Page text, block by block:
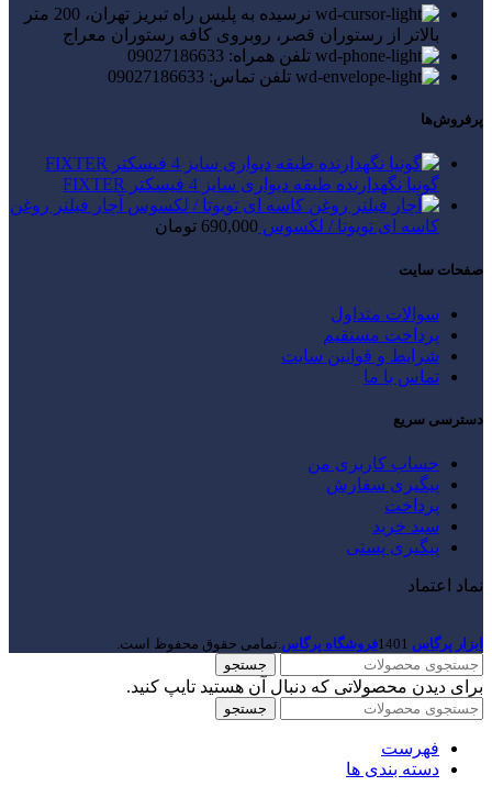
نرسیده به پلیس راه تبریز تهران، 200 متر
بالاتر از رستوران قصر، روبروی کافه رستوران معراج
تلفن همراه: 09027186633
تلفن تماس: 09027186633
پرفروش‌ها
گونیا نگهدارنده طبقه دیواری سایز 4 فیسکتر FIXTER
آچار فیلتر روغن
کاسه ای تویوتا / لکسوس 690,000 تومان
صفحات سایت
سوالات متداول
پرداخت مستقیم
شرایط و قوانین سایت
تماس با ما
دسترسی سریع
حساب کاربری من
پیگیری سفارش
پرداخت
سبد خرید
پیگیری پستی
نماد اعتماد
ابزار پرگاس 1401فروشگاه پرگاس.تمامی حقوق محفوظ است.
جستجو
برای دیدن محصولاتی که دنبال آن هستید تایپ کنید.
جستجو
فهرست
دسته بندی ها